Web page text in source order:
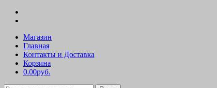
Магазин
Главная
Контакты и Доставка
Корзина
0.00руб.